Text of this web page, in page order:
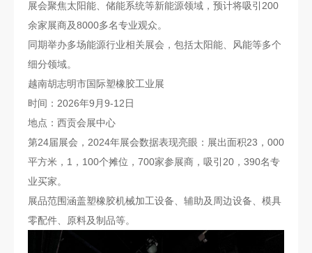
展会聚焦太阳能、储能系统等新能源领域，预计将吸引200
余家展商及8000多名专业观众。
同期举办多场能源行业相关展会，包括太阳能、风能等多个
细分领域。
越南胡志明市国际塑橡胶工业展
时间：2026年9月9-12日
地点：西贡会展中心
第24届展会，2024年展会数据表现亮眼：展出面积23，000
平方米，1，100个摊位，700家参展商，吸引20，390名专
业买家。
展品范围涵盖塑橡胶机械加工设备、辅助及周边设备、模具
零配件、原料及制品等。